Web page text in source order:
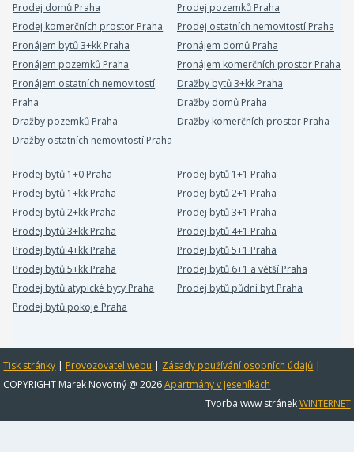
Prodej domů Praha
Prodej pozemků Praha
Prodej komerčních prostor Praha
Prodej ostatních nemovitostí Praha
Pronájem bytů 3+kk Praha
Pronájem domů Praha
Pronájem pozemků Praha
Pronájem komerčních prostor Praha
Pronájem ostatních nemovitostí
Praha
Dražby bytů 3+kk Praha
Dražby domů Praha
Dražby pozemků Praha
Dražby komerčních prostor Praha
Dražby ostatních nemovitostí Praha
Prodej bytů 1+0 Praha
Prodej bytů 1+1 Praha
Prodej bytů 1+kk Praha
Prodej bytů 2+1 Praha
Prodej bytů 2+kk Praha
Prodej bytů 3+1 Praha
Prodej bytů 3+kk Praha
Prodej bytů 4+1 Praha
Prodej bytů 4+kk Praha
Prodej bytů 5+1 Praha
Prodej bytů 5+kk Praha
Prodej bytů 6+1 a větší Praha
Prodej bytů atypické byty Praha
Prodej bytů půdní byt Praha
Prodej bytů pokoje Praha
Tisk stránky | Provozovatel webu | Zásady používání osobních údajů |
COPYRIGHT Marek Novotný @ 2026Apartmány v Jeseníkách
Tvorba www stránekWINTERNET